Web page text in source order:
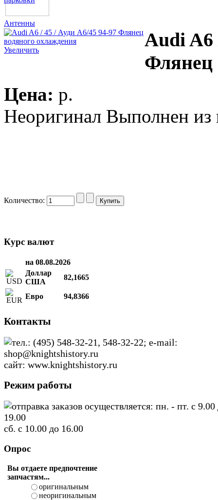
Антенны
Увеличить
Audi A6
Флянец
Цена: p.
Неоригинал Выполнен из
Количество:
Курс валют
на 08.08.2026
Доллар
США
82,1665
Евро 94,8366
Контакты
тел.: (495) 548-32-21, 548-32-22; e-mail:
shop@knightshistory.ru
сайт: www.knightshistory.ru
Режим работы
отправка заказов осуществляется: пн. - пт. с 9.00
19.00
сб. с 10.00 до 16.00
Опрос
Вы отдаете предпочтение
запчастям...
оригинальным
неоригинальным